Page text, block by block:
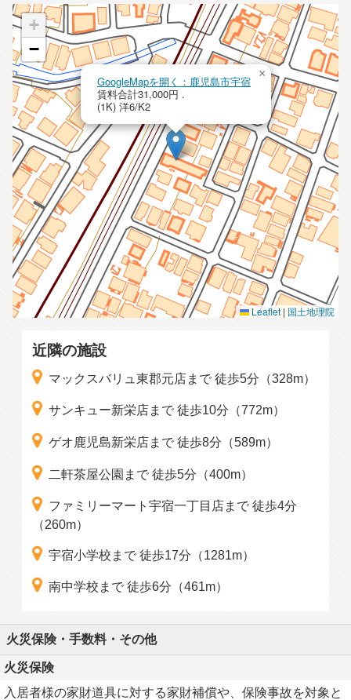
GoogleMapを開く：鹿児島市宇宿
賃料合計31,000円 .
(1K) 洋6/K2
×
+
−
Leaflet | 国土地理院
近隣の施設
マックスバリュ東郡元店まで 徒歩5分（328m）
サンキュー新栄店まで 徒歩10分（772m）
ゲオ鹿児島新栄店まで 徒歩8分（589m）
二軒茶屋公園まで 徒歩5分（400m）
ファミリーマート宇宿一丁目店まで 徒歩4分
（260m）
宇宿小学校まで 徒歩17分（1281m）
南中学校まで 徒歩6分（461m）
火災保険・手数料・その他
火災保険
入居者様の家財道具に対する家財補償や、保険事故を対象と